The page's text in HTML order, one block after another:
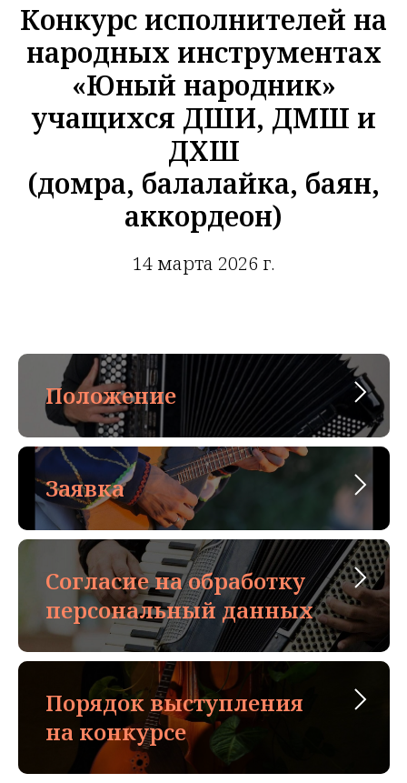
Конкурс исполнителей на
народных инструментах
«Юный народник»
учащихся ДШИ, ДМШ и
ДХШ
(домра, балалайка, баян,
аккордеон)
14 марта 2026 г.
Положение
Заявка
Согласие на обработку
персональный данных
Порядок выступления
на конкурсе